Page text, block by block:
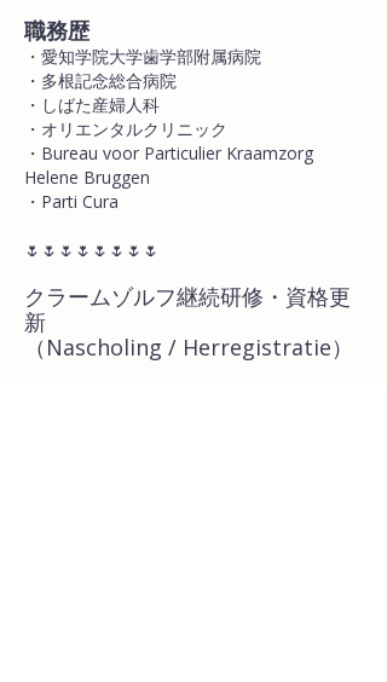
職務歴
・愛知学院大学歯学部附属病院
・多根記念総合病院
・しばた産婦人科
・オリエンタルクリニック
・Bureau voor Particulier Kraamzorg
Helene Bruggen
・Parti Cura
​🌷​🌷​🌷​🌷​🌷​🌷​🌷​🌷
クラームゾルフ継続研修・資格更
新
（Nascholing / Herregistratie）